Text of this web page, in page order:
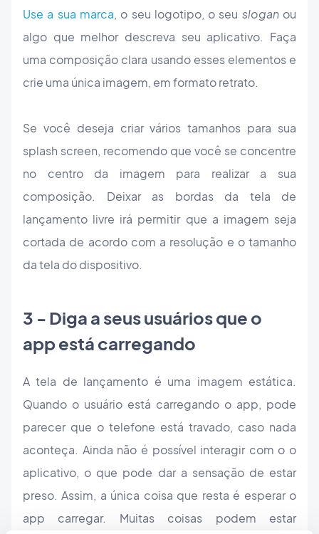
Use a sua marca, o seu logotipo, o seu sloganou
algo que melhor descreva seu aplicativo. Faça
uma composição clara usando esses elementos e
crie uma única imagem, em formato retrato.
Se você deseja criar vários tamanhos para sua
splash screen, recomendo que você se concentre
no centro da imagem para realizar a sua
composição. Deixar as bordas da tela de
lançamento livre irá permitir que a imagem seja
cortada de acordo com a resolução e o tamanho
da tela do dispositivo.
3 - Diga a seus usuários que o
app está carregando
A tela de lançamento é uma imagem estática.
Quando o usuário está carregando o app, pode
parecer que o telefone está travado, caso nada
aconteça. Ainda não é possível interagir com o o
aplicativo, o que pode dar a sensação de estar
preso. Assim, a única coisa que resta é esperar o
app carregar. Muitas coisas podem estar